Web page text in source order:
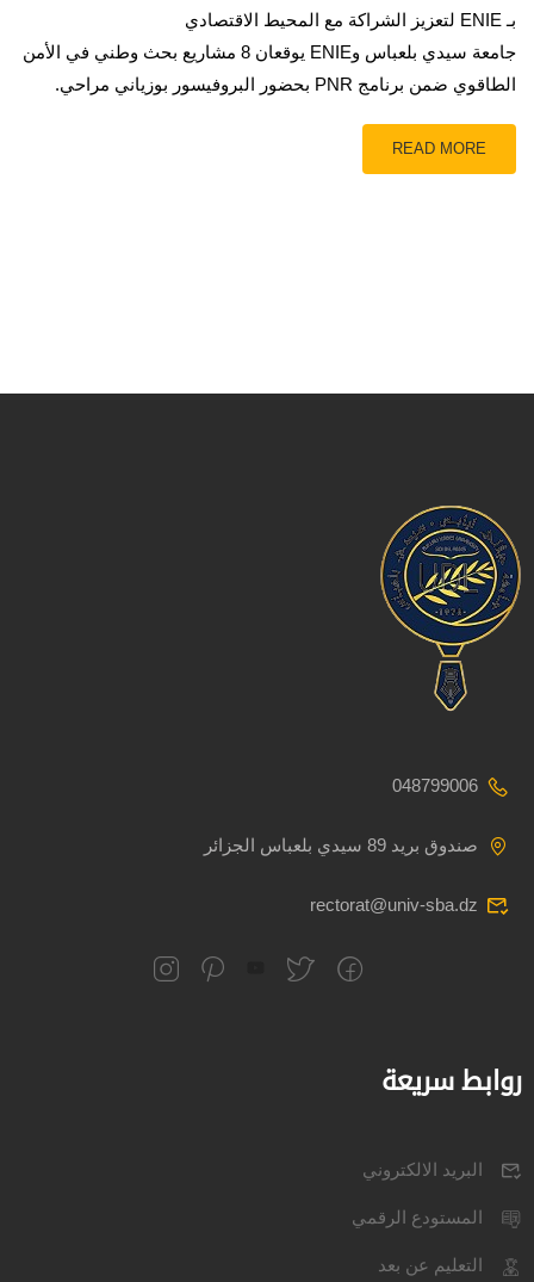
بـ ENIE لتعزيز الشراكة مع المحيط الاقتصادي
جامعة سيدي بلعباس وENIE يوقعان 8 مشاريع بحث وطني في الأمن
الطاقوي ضمن برنامج PNR بحضور البروفيسور بوزياني مراحي.
READ MORE
048799006
صندوق بريد 89 سيدي بلعباس الجزائر
rectorat@univ-sba.dz
روابط سريعة
البريد الالكتروني
المستودع الرقمي
التعليم عن بعد